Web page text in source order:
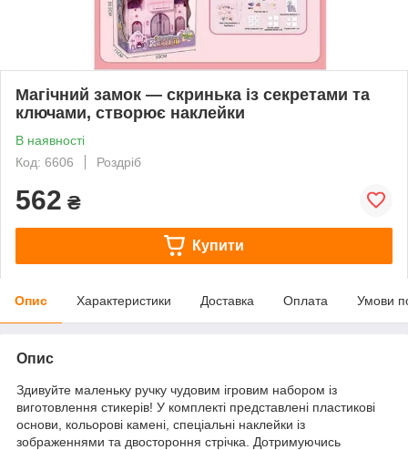
Магічний замок — скринька із секретами та
ключами, створює наклейки
В наявності
Код: 6606
Роздріб
562 ₴
Купити
Опис Характеристики Доставка Оплата Умови
Опис
Здивуйте маленьку ручку чудовим ігровим набором із
виготовлення стикерів! У комплекті представлені пластикові
основи, кольорові камені, спеціальні наклейки із
зображеннями та двостороння стрічка. Дотримуючись